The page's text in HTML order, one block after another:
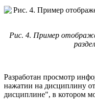
Рис. 4. Пример
Разработан просмотр
нажатии на дисциплину
дисциплине", в котором